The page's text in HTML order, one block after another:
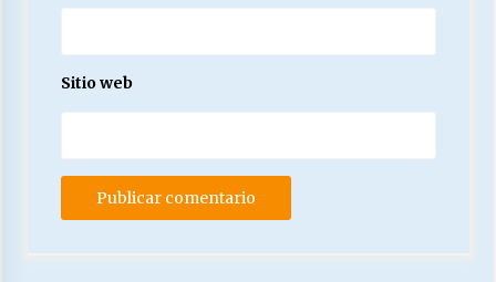
Sitio web